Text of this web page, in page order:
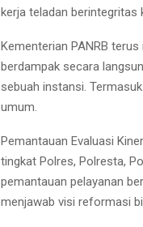
kerja teladan berintegritas
Kementerian PANRB
berdampak secara
sebuah instansi.
umum.
Pemantauan Evaluasi
tingkat Polres, Polresta,
pemantauan pelayanan
menjawab visi reformasi